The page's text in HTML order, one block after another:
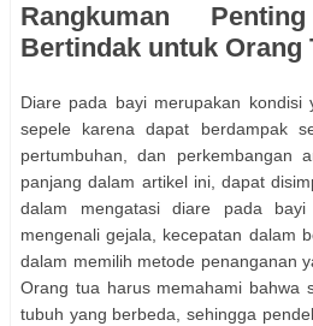
Rangkuman
Bertindak untuk Orang
Diare pada bayi merupakan kondisi
sepele karena dapat berdampak
pertumbuhan, dan perkembangan
panjang dalam artikel ini, dapat
dalam mengatasi diare pada
mengenali gejala, kecepatan dalam
dalam memilih metode penanganan
Orang tua harus memahami bahwa
tubuh yang berbeda, sehingga